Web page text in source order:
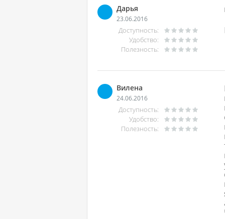
Дарья
23.06.2016
Доступность:
Удобство:
Полезность:
Вилена
24.06.2016
Доступность:
Удобство:
Полезность: